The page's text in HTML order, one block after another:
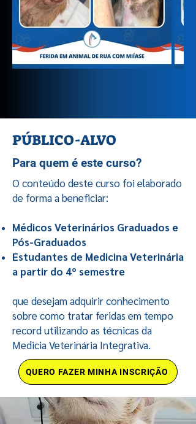
PÚBLICO-ALVO
Para quem é este curso?
O conteúdo deste curso foi elaborado
de forma a beneficiar:
Médicos Veterinários Graduados e
Pós-Graduados
Estudantes de Medicina Veterinária
a partir do 4º semestre
que desejam adquirir conhecimento
sobre como tratar feridas em tempo
record utilizando as técnicas da
Medicia Veterinária Integrativa.
QUERO FAZER MINHA INSCRIÇÃO